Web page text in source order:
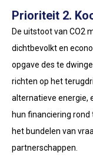
Prioriteit 2.
De uitstoot van CO2
dichtbevolkt en
opgave des te
richten op het
alternatieve energie,
hun financiering rond
het bundelen van
partnerschappen.